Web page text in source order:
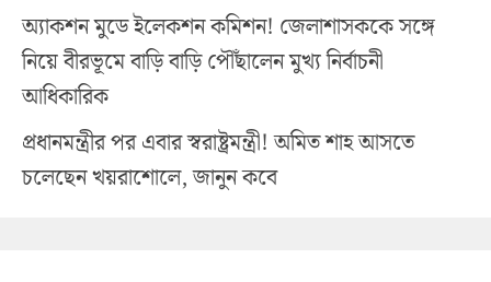
অ্যাকশন মুডে ইলেকশন কমিশন! জেলাশাসককে সঙ্গে
নিয়ে বীরভূমে বাড়ি বাড়ি পৌঁছালেন মুখ্য নির্বাচনী
আধিকারিক
প্রধানমন্ত্রীর পর এবার স্বরাষ্ট্রমন্ত্রী! অমিত শাহ আসতে
চলেছেন খয়রাশোলে, জানুন কবে